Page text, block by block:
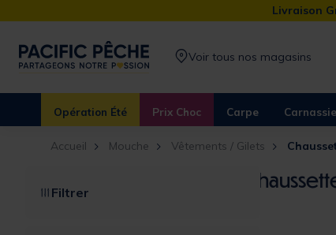
Livraison
Voir tous nos magasins
Opération Été Prix Choc Carpe
Accueil Mouche Vêtements / Gilets
Filtrer